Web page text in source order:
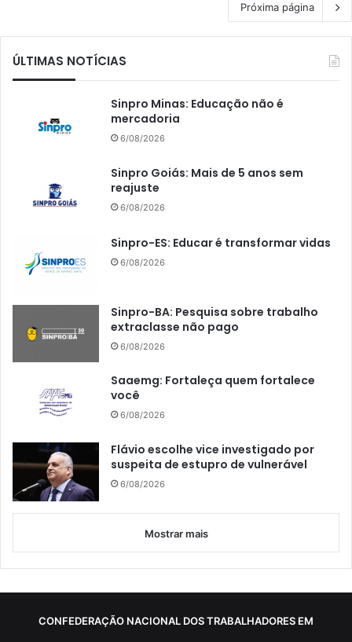
Próxima página
ÚLTIMAS NOTÍCIAS
Sinpro Minas: Educação não é
mercadoria
6/08/2026
Sinpro Goiás: Mais de 5 anos sem
reajuste
6/08/2026
Sinpro-ES: Educar é transformar vidas
6/08/2026
Sinpro-BA: Pesquisa sobre trabalho
extraclasse não pago
6/08/2026
Saaemg: Fortaleça quem fortalece
você
6/08/2026
Flávio escolhe vice investigado por
suspeita de estupro de vulnerável
6/08/2026
Mostrar mais
CONFEDERAÇÃO NACIONAL DOS TRABALHADORES EM